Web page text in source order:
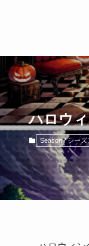
ハロウ
Season / シーズ